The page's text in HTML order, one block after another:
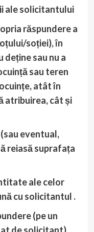
ale solicitantului
răspundere a
soției), în
deține sau nu a
sau teren
atât în
atribuirea, cât și
eventual,
reiasă suprafața
ale celor
cu solicitantul .
(pe un